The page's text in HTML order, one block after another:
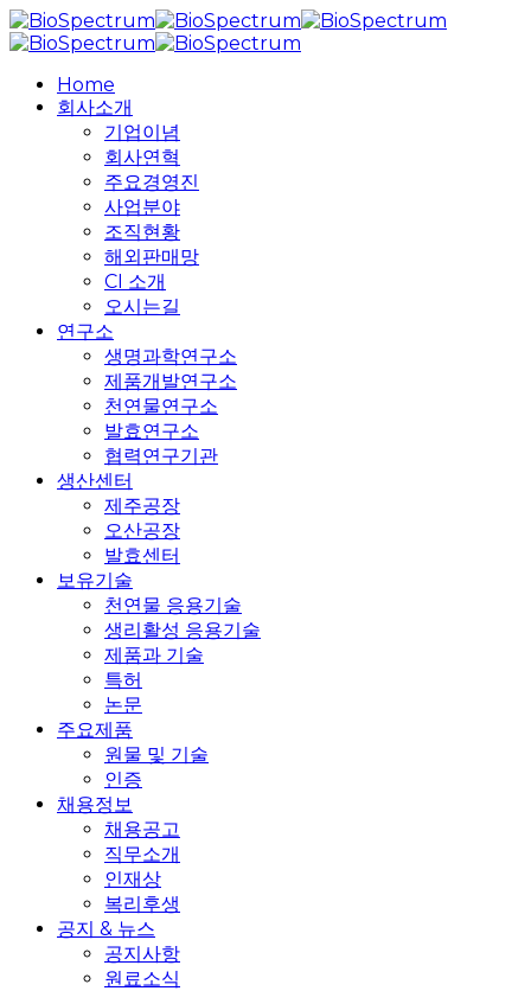
Skip
to
content
search
MenuHome
회사소개
기업이념
회사연혁
주요경영진
사업분야
조직현황
해외판매망
CI 소개
오시는길
연구소
생명과학연구소
제품개발연구소
천연물연구소
발효연구소
협력연구기관
생산센터
제주공장
오산공장
발효센터
보유기술
천연물 응용기술
생리활성 응용기술
제품과 기술
특허
논문
주요제품
원물 및 기술
인증
채용정보
채용공고
직무소개
인재상
복리후생
공지 & 뉴스
공지사항
원료소식